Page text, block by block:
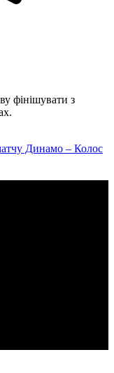
фінішувати з
Динамо – Колос